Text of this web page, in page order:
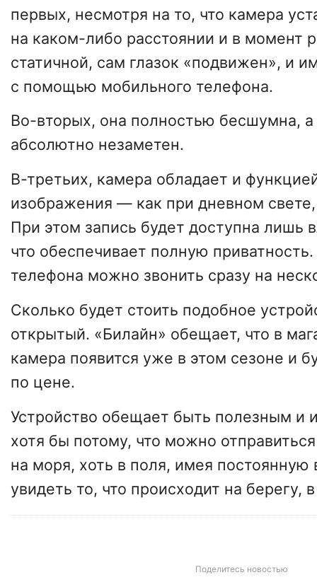
первых, несмотря на то, что камера
на каком-либо расстоянии и в момент
статичной, сам глазок «подвижен», и
с помощью мобильного телефона.
Во-вторых, она полностью бесшумна, а
абсолютно незаметен.
В-третьих, камера обладает и
изображения — как при дневном свете,
При этом запись будет доступна лишь
что обеспечивает полную
телефона можно звонить сразу на
Сколько будет стоить подобное
открытый. «Билайн» обещает, что в
камера появится уже в этом сезоне и
по цене.
Устройство обещает быть полезным и
хотя бы потому, что можно
на моря, хоть в поля, имея
увидеть то, что происходит на берегу,
Поделитесь новостью